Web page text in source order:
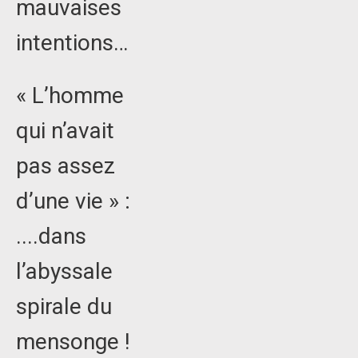
mauvaises
intentions…
« L’homme
qui n’avait
pas assez
d’une vie » :
....dans
l’abyssale
spirale du
mensonge !